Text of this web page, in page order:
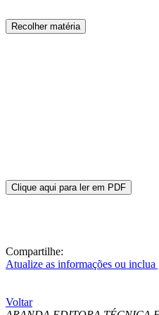
Recolher matéria
Clique aqui para ler em PDF
Compartilhe:
Atualize as informações ou inclua
Voltar